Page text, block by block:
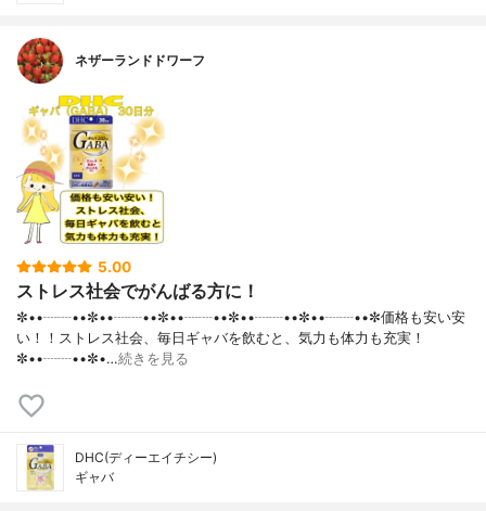
ネザーランドドワーフ
5.00
ストレス社会でがんばる方に！
✼••┈┈••✼••┈┈••✼••┈┈••✼••┈┈••✼••┈┈••✼価格も安い安
い！！ストレス社会、毎日ギャバを飲むと、気力も体力も充実！
✼••┈┈••✼•…続きを見る
DHC(ディーエイチシー)
ギャバ